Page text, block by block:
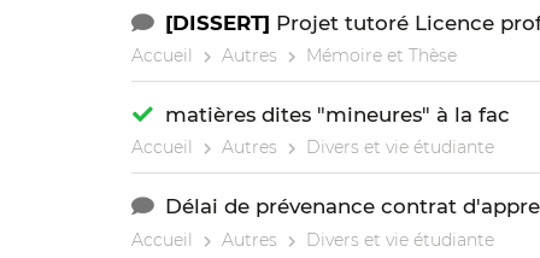
[DISSERT] Projet tutoré Licence
Accueil Autres Mémoire et Thèse
matières dites "mineures" à la fac
Accueil Autres Divers et vie étudiante
Délai de prévenance contrat
Accueil Autres Divers et vie étudiante